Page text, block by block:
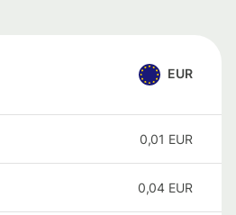
EUR
0,01 EUR
0,04 EUR